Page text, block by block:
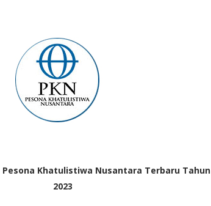
Pesona Khatulistiwa Nusantara Terbaru Tahun
2023